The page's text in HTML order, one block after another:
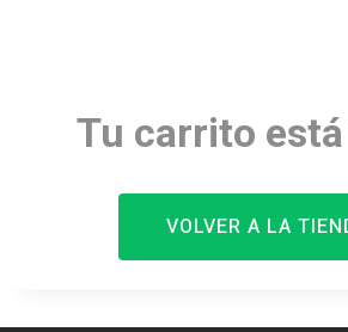
Tu carrito
VOLVER A LA